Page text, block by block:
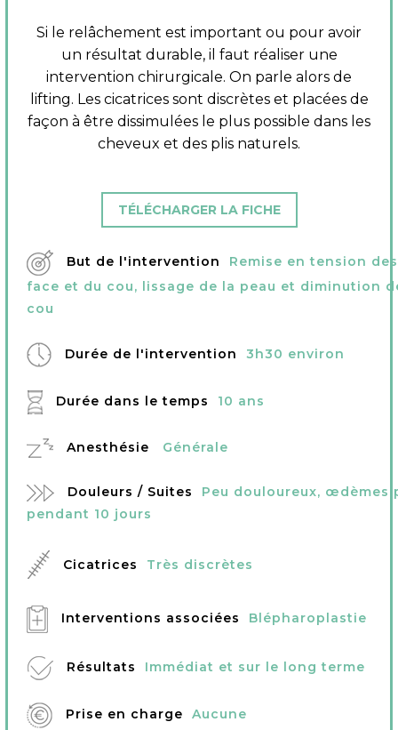
Si le relâchement est important ou pour avoir
un résultat durable, il faut réaliser une
intervention chirurgicale. On parle alors de
lifting. Les cicatrices sont discrètes et placées de
façon à être dissimulées le plus possible dans les
cheveux et des plis naturels.
TÉLÉCHARGER LA FICHE
But de l'intervention
Remise en tension
face et du cou, lissage de la peau et diminution
cou
Durée de l'intervention 3h30 environ
Durée dans le temps 10 ans
Anesthésie Générale
Douleurs / Suites
Peu douloureux, œdèmes
pendant 10 jours
Cicatrices Très discrètes
Interventions associées Blépharoplastie
Résultats Immédiat et sur le long terme
Prise en charge Aucune